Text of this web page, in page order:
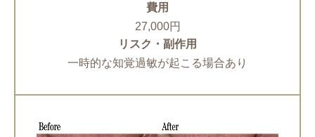
費用
27,000円
リスク・副作用
一時的な知覚過敏が起こる場合あり